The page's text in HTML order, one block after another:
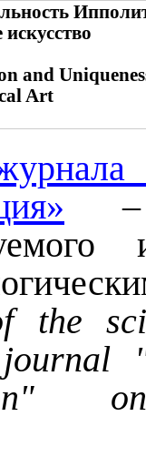
and
Art
–
the